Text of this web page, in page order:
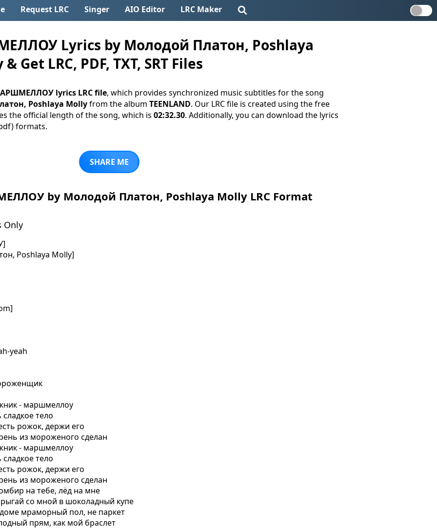
Request LRC Singer AIO Editor LRC Maker
Lyrics by Молодой Платон, Poshlaya
Get LRC, PDF, TXT, SRT Files
lyrics LRC file, which provides synchronized music subtitles for the song
Poshlaya Mollyfrom the album TEENLAND. Our LRC file is created using the free
the official length of the song, which is 02:32.30. Additionally, you can download the lyrics
formats.
SHARE ME
by Молодой Платон, Poshlaya Molly LRC Format
Only
Poshlaya Molly]
yeah
- маршмеллоу
тело
рожок, держи его
из мороженого сделан
- маршмеллоу
тело
рожок, держи его
из мороженого сделан
на тебе, лёд на мне
со мной в шоколадный купе
мраморный пол, не паркет
прям, как мой браслет